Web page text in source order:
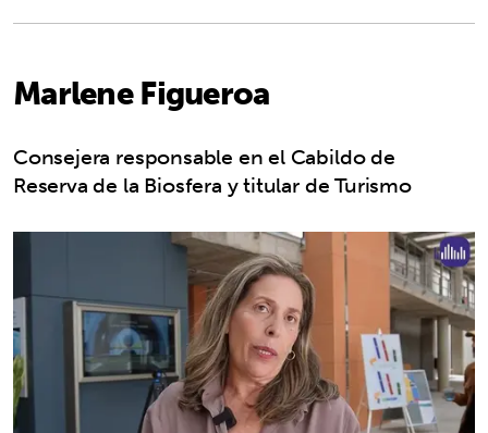
Marlene Figueroa
Consejera responsable en el Cabildo de
Reserva de la Biosfera y titular de Turismo